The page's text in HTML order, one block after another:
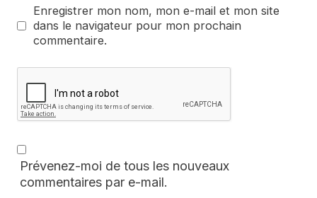
Enregistrer mon nom, mon e-mail et mon site
dans le navigateur pour mon prochain
commentaire.
Prévenez-moi de tous les nouveaux
commentaires par e-mail.